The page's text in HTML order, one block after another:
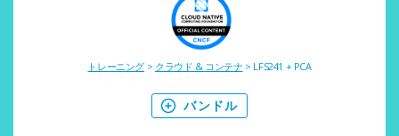
トレーニング > クラウド & コンテナ > LFS241 + PCA
バンドル